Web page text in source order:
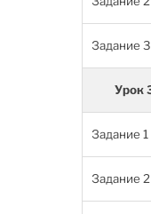
Задание 3
Урок
Задание 1
Задание 2